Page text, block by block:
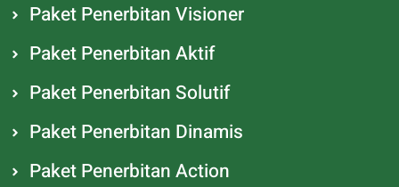
Paket Penerbitan Visioner
Paket Penerbitan Aktif
Paket Penerbitan Solutif
Paket Penerbitan Dinamis
Paket Penerbitan Action